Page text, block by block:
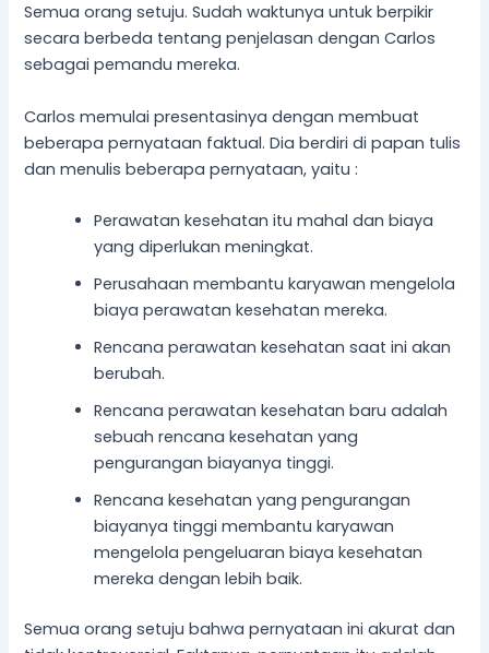
Semua orang setuju. Sudah waktunya untuk berpikir
secara berbeda tentang penjelasan dengan Carlos
sebagai pemandu mereka.
Carlos memulai presentasinya dengan membuat
beberapa pernyataan faktual. Dia berdiri di papan tulis
dan menulis beberapa pernyataan, yaitu :
Perawatan kesehatan itu mahal dan biaya
yang diperlukan meningkat.
Perusahaan membantu karyawan mengelola
biaya perawatan kesehatan mereka.
Rencana perawatan kesehatan saat ini akan
berubah.
Rencana perawatan kesehatan baru adalah
sebuah rencana kesehatan yang
pengurangan biayanya tinggi.
Rencana kesehatan yang pengurangan
biayanya tinggi membantu karyawan
mengelola pengeluaran biaya kesehatan
mereka dengan lebih baik.
Semua orang setuju bahwa pernyataan ini akurat dan